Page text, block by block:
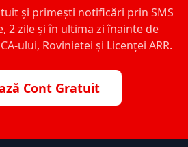
și primești notificări prin SMS
2 zile și în ultima zi înainte de
ului, Rovinietei și Licenței ARR.
Cont Gratuit